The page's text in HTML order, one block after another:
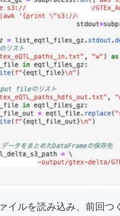
イルを読み込み、前回つ